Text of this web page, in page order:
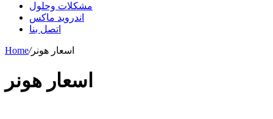
مشكلات وحلول
اندرويد ماكس
اتصل بنا
Home/اسعار هونر
اسعار هونر